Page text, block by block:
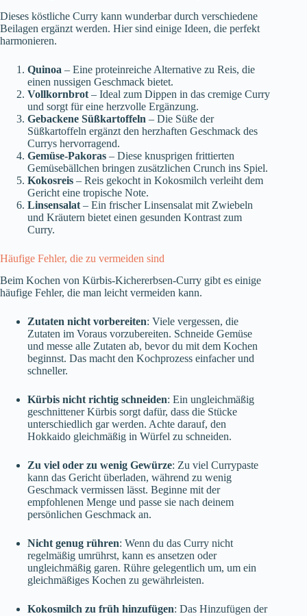
Dieses köstliche Curry kann wunderbar durch verschiedene
Beilagen ergänzt werden. Hier sind einige Ideen, die perfekt
harmonieren.
Quinoa – Eine proteinreiche Alternative zu Reis, die
einen nussigen Geschmack bietet.
Vollkornbrot – Ideal zum Dippen in das cremige Curry
und sorgt für eine herzvolle Ergänzung.
Gebackene Süßkartoffeln – Die Süße der
Süßkartoffeln ergänzt den herzhaften Geschmack des
Currys hervorragend.
Gemüse-Pakoras – Diese knusprigen frittierten
Gemüsebällchen bringen zusätzlichen Crunch ins Spiel.
Kokosreis – Reis gekocht in Kokosmilch verleiht dem
Gericht eine tropische Note.
Linsensalat – Ein frischer Linsensalat mit Zwiebeln
und Kräutern bietet einen gesunden Kontrast zum
Curry.
Häufige Fehler, die zu vermeiden sind
Beim Kochen von Kürbis-Kichererbsen-Curry gibt es einige
häufige Fehler, die man leicht vermeiden kann.
Zutaten nicht vorbereiten: Viele vergessen, die
Zutaten im Voraus vorzubereiten. Schneide Gemüse
und messe alle Zutaten ab, bevor du mit dem Kochen
beginnst. Das macht den Kochprozess einfacher und
schneller.
Kürbis nicht richtig schneiden: Ein ungleichmäßig
geschnittener Kürbis sorgt dafür, dass die Stücke
unterschiedlich gar werden. Achte darauf, den
Hokkaido gleichmäßig in Würfel zu schneiden.
Zu viel oder zu wenig Gewürze: Zu viel Currypaste
kann das Gericht überladen, während zu wenig
Geschmack vermissen lässt. Beginne mit der
empfohlenen Menge und passe sie nach deinem
persönlichen Geschmack an.
Nicht genug rühren: Wenn du das Curry nicht
regelmäßig umrührst, kann es ansetzen oder
ungleichmäßig garen. Rühre gelegentlich um, um ein
gleichmäßiges Kochen zu gewährleisten.
Kokosmilch zu früh hinzufügen: Das Hinzufügen der